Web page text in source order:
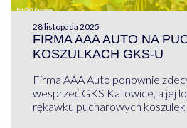
28 listopada 2025
FIRMA AAA AUTO NA
KOSZULKACH GKS-U
Firma AAA Auto ponownie
wesprzeć GKS Katowice, a jej
rękawku pucharowych koszulek